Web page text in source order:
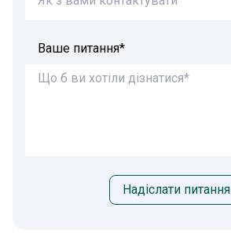
Ваше питання*
Надіслати питання